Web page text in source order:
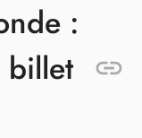
:
billet